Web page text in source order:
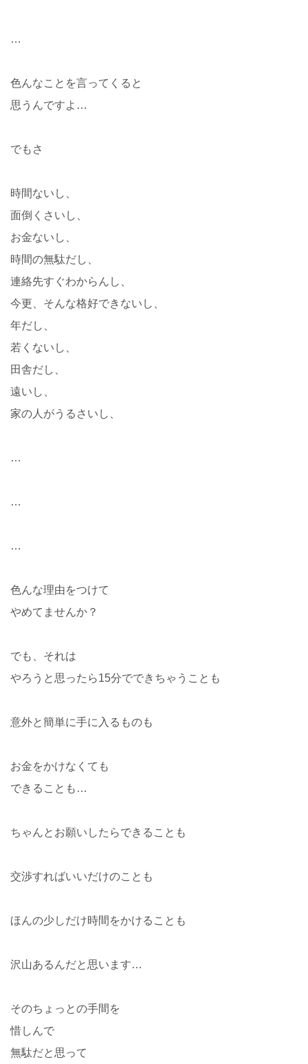
…
色んなことを言ってくると
思うんですよ…
でもさ
時間ないし、
面倒くさいし、
お金ないし、
時間の無駄だし、
連絡先すぐわからんし、
今更、そんな格好できないし、
年だし、
若くないし、
田舎だし、
遠いし、
家の人がうるさいし、
…
…
…
色んな理由をつけて
やめてませんか？
でも、それは
やろうと思ったら15分でできちゃうことも
意外と簡単に手に入るものも
お金をかけなくても
できることも…
ちゃんとお願いしたらできることも
交渉すればいいだけのことも
ほんの少しだけ時間をかけることも
沢山あるんだと思います…
そのちょっとの手間を
惜しんで
無駄だと思って